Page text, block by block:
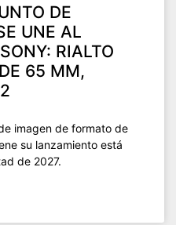
DE
UNE AL
RIALTO
65 MM,
imagen de formato de
su lanzamiento está
de 2027.